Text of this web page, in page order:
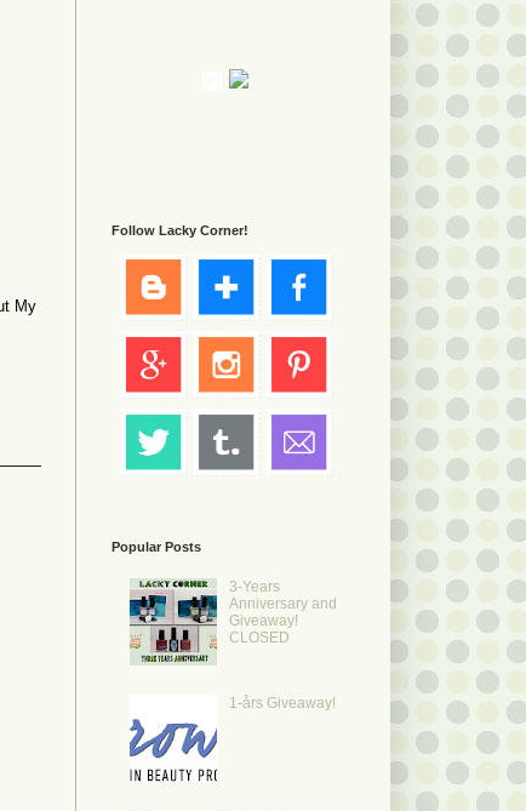
My
Follow Lacky Corner!
Popular Posts
3-Years
Anniversary and
Giveaway!
CLOSED
1-års Giveaway!